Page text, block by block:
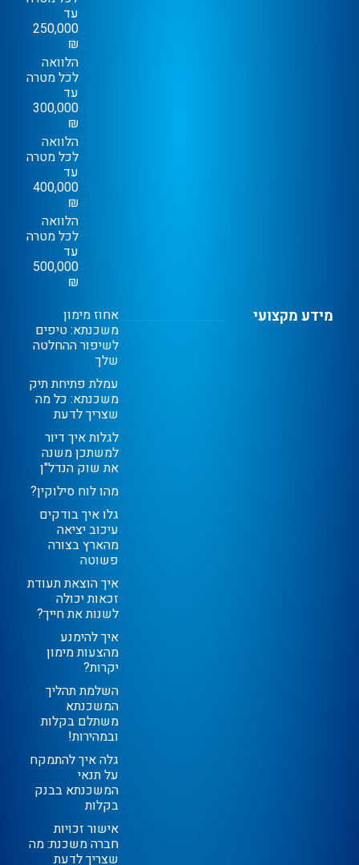
עד
250,000
₪
הלוואה
לכל מטרה
עד
300,000
₪
הלוואה
לכל מטרה
עד
400,000
₪
הלוואה
לכל מטרה
עד
500,000
₪
מידע מקצועי אחוז מימון
משכנתא: טיפים
לשיפור ההחלטה
שלך
עמלת פתיחת תיק
משכנתא: כל מה
שצריך לדעת
לגלות איך דיור
למשתכן משנה
את שוק הנדל"ן
מהו לוח סילוקין?
גלו איך בודקים
עיכוב יציאה
מהארץ בצורה
פשוטה
איך הוצאת תעודת
זכאות יכולה
לשנות את חייך?
איך להימנע
מהצעות מימון
יקרות?
השלמת תהליך
המשכנתא
משתלם בקלות
ובמהירות!
גלה איך להתמקח
על תנאי
המשכנתא בבנק
בקלות
אישור זכויות
חברה משכנת: מה
שצריך לדעת